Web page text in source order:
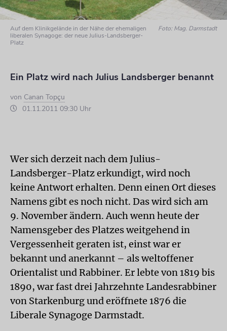
Auf dem Klinikgelände in der Nähe der ehemaligen
liberalen Synagoge: der neue Julius-Landsberger-
Platz
Foto: Mag. Darmstadt
Ein Platz wird nach Julius Landsberger benannt
von Canan Topçu
01.11.2011 09:30 Uhr
Wer sich derzeit nach dem Julius-
Landsberger-Platz erkundigt, wird noch
keine Antwort erhalten. Denn einen Ort dieses
Namens gibt es noch nicht. Das wird sich am
9. November ändern. Auch wenn heute der
Namensgeber des Platzes weitgehend in
Vergessenheit geraten ist, einst war er
bekannt und anerkannt – als weltoffener
Orientalist und Rabbiner. Er lebte von 1819 bis
1890, war fast drei Jahrzehnte Landesrabbiner
von Starkenburg und eröffnete 1876 die
Liberale Synagoge Darmstadt.